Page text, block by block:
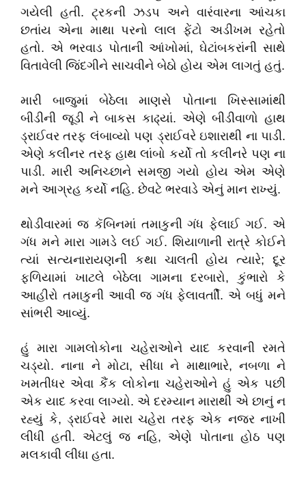
ગયેલી હતી. ટ્રકની ઝડપ અને વારંવારના આંચકા
છતાંય એના માથા પરનો લાલ ફેંટો અડીખમ રહેતો
હતો. એ ભરવાડ પોતાની આંખોમાં, ઘેટાંબકરાંની સાથે
વિતાવેલી જિંદગીને સાચવીને બેઠો હોય એમ લાગતું હતું.
મારી બાજુમાં બેઠેલા માણસે પોતાના ખિસ્સામાંથી
બીડીની જૂડી ને બાકસ કાઢ્યાં. એણે બીડીવાળો હાથ
ડ્રાઈવર તરફ લંબાવ્યો પણ ડ્રાઈવરે ઇશારાથી ના પાડી.
એણે કલીનર તરફ હાથ લાંબો કર્યો તો કલીનરે પણ ના
પાડી. મારી અનિચ્છાને સમજી ગયો હોય એમ એણે
મને આગ્રહ કર્યો નહિ. છેવટે ભરવાડે એનું માન રાખ્યું.
થોડીવારમાં જ કૅબિનમાં તમાકુની ગંધ ફેલાઈ ગઈ. એ
ગંધ મને મારા ગામડે લઈ ગઈ. શિયાળાની રાત્રે કોઈને
ત્યાં સત્યનારાયણની કથા ચાલતી હોય ત્યારે; દૂર
ફળિયામાં ખાટલે બેઠેલા ગામના દરબારો, કુંભારો કે
આહીરો તમાકુની આવી જ ગંધ ફેલાવર્તાીં. એ બધું મને
સાંભરી આવ્યું.
હું મારા ગામલોકોના ચહેરાઓને યાદ કરવાની રમતે
ચડ્યો. નાના ને મોટા, સીધા ને માથાભારે, નબળા ને
ખમતીધર એવા કૈંક લોકોના ચહેરાઓને હું એક પછી
એક યાદ કરવા લાગ્યો. એ દરમ્યાન મારાથી એ છાનું ન
રહ્યું કે, ડ્રાઈવરે મારા ચહેરા તરફ એક નજર નાખી
લીધી હતી. એટલું જ નહિ, એણે પોતાના હોઠ પણ
મલકાવી લીધા હતા.